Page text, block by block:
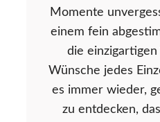
Momente
einem fein
die
Wünsche jedes
es immer wieder,
zu entdecken,